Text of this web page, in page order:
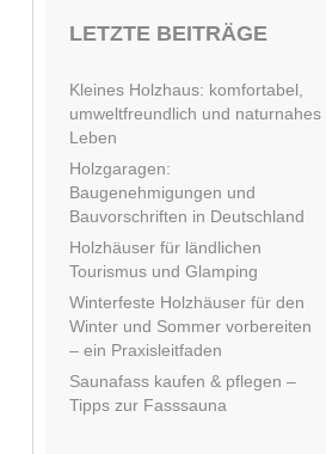
LETZTE BEITRÄGE
Kleines Holzhaus: komfortabel,
umweltfreundlich und naturnahes
Leben
Holzgaragen:
Baugenehmigungen und
Bauvorschriften in Deutschland
Holzhäuser für ländlichen
Tourismus und Glamping
Winterfeste Holzhäuser für den
Winter und Sommer vorbereiten
– ein Praxisleitfaden
Saunafass kaufen & pflegen –
Tipps zur Fasssauna